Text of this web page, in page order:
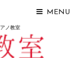
MENU
ノ教室